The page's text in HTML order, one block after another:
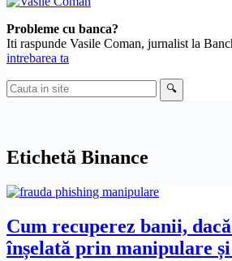
Probleme cu banca?
Iti raspunde Vasile Coman, jurnalist la
intrebarea ta
Cauta
in
🔍
Etichetă Binance
Cum recuperez banii,
înșelată prin manipulare